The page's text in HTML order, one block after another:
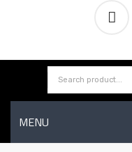
MENU